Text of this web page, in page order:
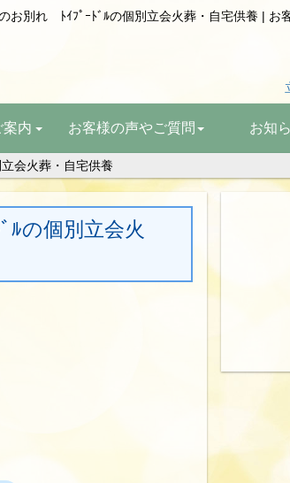
案内 お客様の声やご質問 お知
会火葬・自宅供養
の個別立会火